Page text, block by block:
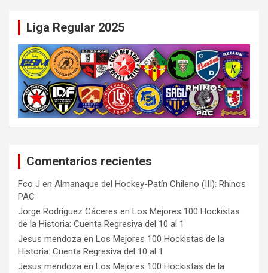
Liga Regular 2025
Comentarios recientes
Fco J en Almanaque del Hockey-Patín Chileno (III): Rhinos
PAC
Jorge Rodríguez Cáceres en Los Mejores 100 Hockistas
de la Historia: Cuenta Regresiva del 10 al 1
Jesus mendoza en Los Mejores 100 Hockistas de la
Historia: Cuenta Regresiva del 10 al 1
Jesus mendoza en Los Mejores 100 Hockistas de la